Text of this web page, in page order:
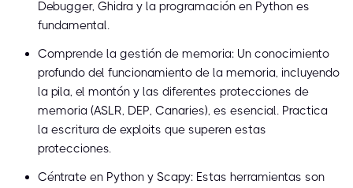
Debugger, Ghidra y la programación en Python es
fundamental.
Comprende la gestión de memoria: Un conocimiento
profundo del funcionamiento de la memoria, incluyendo
la pila, el montón y las diferentes protecciones de
memoria (ASLR, DEP, Canaries), es esencial. Practica
la escritura de exploits que superen estas
protecciones.
Céntrate en Python y Scapy: Estas herramientas son